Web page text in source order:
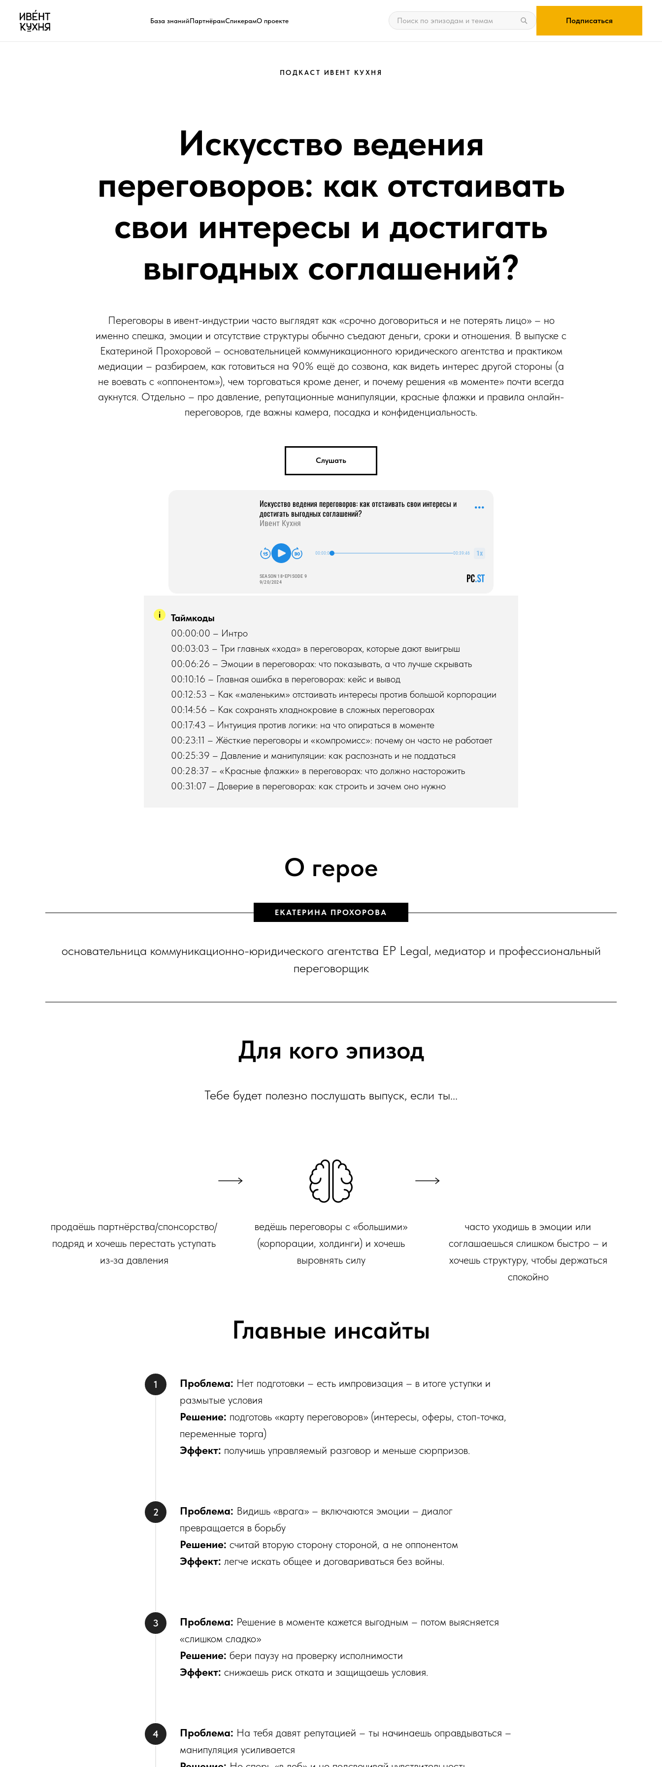
База знанийПартнёрамСпикерамО проекте Подписаться
ПОДКАСТ ИВЕНТ КУХНЯ
Искусство ведения
переговоров: как отстаивать
свои интересы и достигать
выгодных соглашений?
Переговоры в ивент-индустрии часто выглядят как «срочно договориться и не потерять лицо» – но
именно спешка, эмоции и отсутствие структуры обычно съедают деньги, сроки и отношения. В выпуске с
Екатериной Прохоровой – основательницей коммуникационного юридического агентства и практиком
медиации – разбираем, как готовиться на 90% ещё до созвона, как видеть интерес другой стороны (а
не воевать с «оппонентом»), чем торговаться кроме денег, и почему решения «в моменте» почти всегда
аукнутся. Отдельно – про давление, репутационные манипуляции, красные флажки и правила онлайн-
переговоров, где важны камера, посадка и конфиденциальность.
Слушать
Таймкоды
00:00:00 – Интро
00:03:03 – Три главных «хода» в переговорах, которые дают выигрыш
00:06:26 – Эмоции в переговорах: что показывать, а что лучше скрывать
00:10:16 – Главная ошибка в переговорах: кейс и вывод
00:12:53 – Как «маленьким» отстаивать интересы против большой корпорации
00:14:56 – Как сохранять хладнокровие в сложных переговорах
00:17:43 – Интуиция против логики: на что опираться в моменте
00:23:11 – Жёсткие переговоры и «компромисс»: почему он часто не работает
00:25:39 – Давление и манипуляции: как распознать и не поддаться
00:28:37 – «Красные флажки» в переговорах: что должно насторожить
00:31:07 – Доверие в переговорах: как строить и зачем оно нужно
О герое
ЕКАТЕРИНА ПРОХОРОВА
основательница коммуникационно-юридического агентства EP Legal, медиатор и профессиональный
переговорщик
Для кого эпизод
Тебе будет полезно послушать выпуск, если ты...
продаёшь партнёрства/спонсорство/
подряд и хочешь перестать уступать
из-за давления
ведёшь переговоры с «большими»
(корпорации, холдинги) и хочешь
выровнять силу
часто уходишь в эмоции или
соглашаешься слишком быстро – и
хочешь структуру, чтобы держаться
спокойно
Главные инсайты
Проблема: Нет подготовки – есть импровизация – в итоге уступки и
размытые условия
Решение: подготовь «карту переговоров» (интересы, оферы, стоп-точка,
переменные торга)
Эффект: получишь управляемый разговор и меньше сюрпризов.
Проблема: Видишь «врага» – включаются эмоции – диалог
превращается в борьбу
Решение: считай вторую сторону стороной, а не оппонентом
Эффект: легче искать общее и договариваться без войны.
Проблема: Решение в моменте кажется выгодным – потом выясняется
«слишком сладко»
Решение: бери паузу на проверку исполнимости
Эффект: снижаешь риск отката и защищаешь условия.
Проблема: На тебя давят репутацией – ты начинаешь оправдываться –
манипуляция усиливается